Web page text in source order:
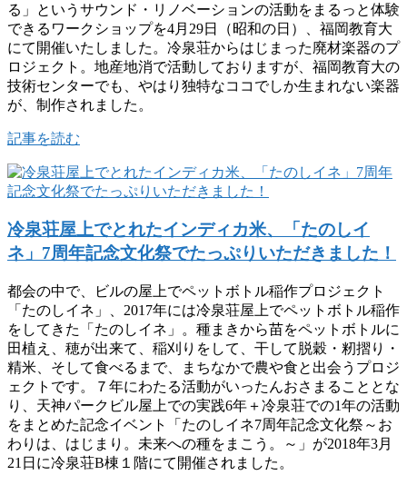
る」というサウンド・リノベーションの活動をまるっと体験
できるワークショップを4月29日（昭和の日）、福岡教育大
にて開催いたしました。冷泉荘からはじまった廃材楽器のプ
ロジェクト。地産地消で活動しておりますが、福岡教育大の
技術センターでも、やはり独特なココでしか生まれない楽器
が、制作されました。
記事を読む
冷泉荘屋上でとれたインディカ米、「たのしイ
ネ」7周年記念文化祭でたっぷりいただきました！
都会の中で、ビルの屋上でペットボトル稲作プロジェクト
「たのしイネ」、2017年には冷泉荘屋上でペットボトル稲作
をしてきた「たのしイネ」。種まきから苗をペットボトルに
田植え、穂が出来て、稲刈りをして、干して脱穀・籾摺り・
精米、そして食べるまで、まちなかで農や食と出会うプロジ
ェクトです。７年にわたる活動がいったんおさまることとな
り、天神パークビル屋上での実践6年＋冷泉荘での1年の活動
をまとめた記念イベント「たのしイネ7周年記念文化祭～お
わりは、はじまり。未来への種をまこう。～」が2018年3月
21日に冷泉荘B棟１階にて開催されました。